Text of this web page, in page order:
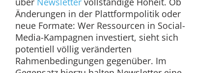
Änderungen in der Plattformpolitik oder
neue Formate: Wer Ressourcen in Social-
Media-Kampagnen investiert, sieht sich
potentiell völlig veränderten
Rahmenbedingungen gegenüber. Im